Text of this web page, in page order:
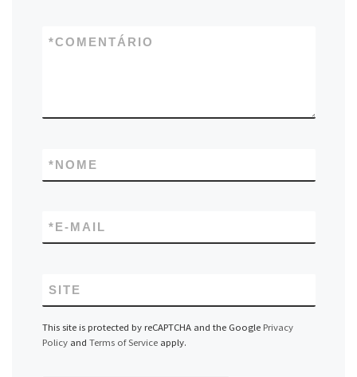
COMENTÁRIO
*
NOME
*
E-MAIL
*
SITE
This site is protected by reCAPTCHA and the Google Privacy
Policyand Terms of Serviceapply.